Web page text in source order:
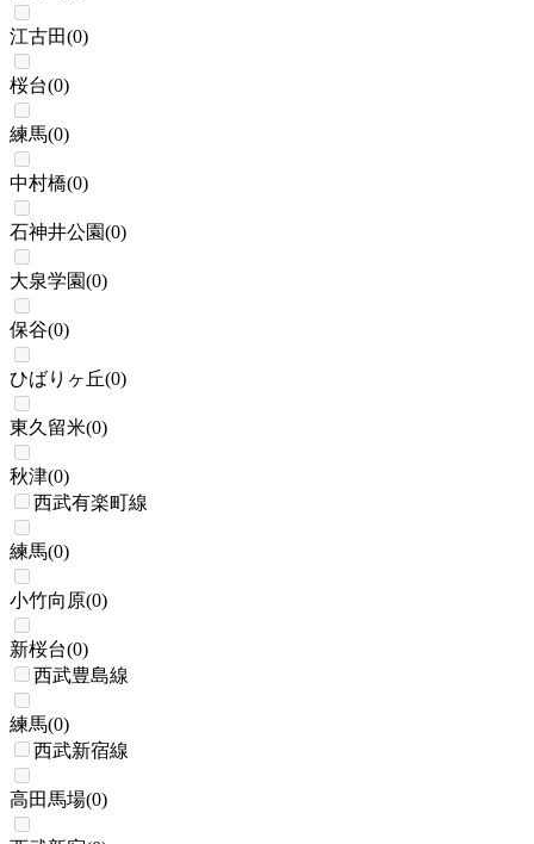
江古田(0)
桜台(0)
練馬(0)
中村橋(0)
石神井公園(0)
大泉学園(0)
保谷(0)
ひばりヶ丘(0)
東久留米(0)
秋津(0)
西武有楽町線
練馬(0)
小竹向原(0)
新桜台(0)
西武豊島線
練馬(0)
西武新宿線
高田馬場(0)